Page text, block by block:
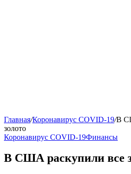
Главная/Коронавирус COVID-19/В
золото
Коронавирус COVID-19Финансы
В США раскупили все